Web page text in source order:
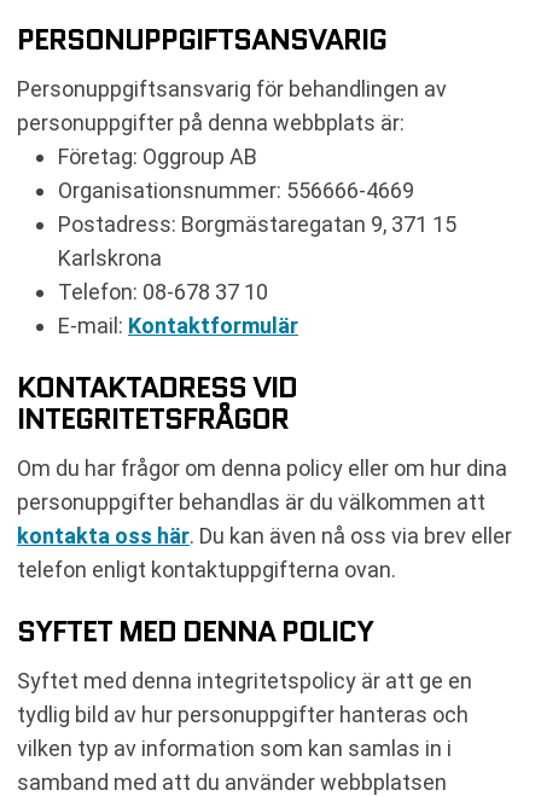
TREDJEPARTSLEVERANTÖRER
DATAÖVERFÖRING UTANFÖR EU/EES
SÄKERHETSÅTGÄRDER
AUTOMATISERADE BESLUT OCH PROFILERING
DINA RÄTTIGHETER ENLIGT GDPR
HUR DU KAN HANTERA DINA VAL
ÄNDRINGAR I POLICYN
PERSONUPPGIFTSANSVARIG
Personuppgiftsansvarig för behandlingen av
personuppgifter på denna webbplats är:
Företag: Oggroup AB
Organisationsnummer: 556666-4669
Postadress: Borgmästaregatan 9, 371 15
Karlskrona
Telefon: 08-678 37 10
E-mail: Kontaktformulär
KONTAKTADRESS VID
INTEGRITETSFRÅGOR
Om du har frågor om denna policy eller om hur dina
personuppgifter behandlas är du välkommen att
kontakta oss här. Du kan även nå oss via brev eller
telefon enligt kontaktuppgifterna ovan.
SYFTET MED DENNA POLICY
Syftet med denna integritetspolicy är att ge en
tydlig bild av hur personuppgifter hanteras och
vilken typ av information som kan samlas in i
samband med att du använder webbplatsen